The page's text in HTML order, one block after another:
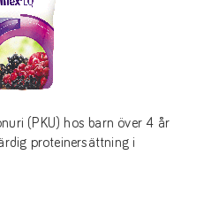
(PKU) hos barn över 4 år
proteinersättning i